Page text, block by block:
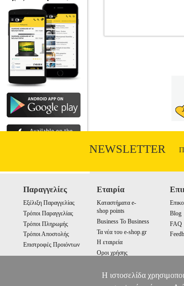
Μεγάλη φωτιζόμενη
Εύρος βραχίονα: 22 -
NEWSLETTER
Παραγγελίες
Εξέλιξη Παραγγελίας
Τρόποι Παραγγελίας
Τρόποι Πληρωμής
Τρόποι Αποστολής
Επιστροφές Προιόντων
Εταιρία
Καταστήματα e-
shop points
Business To Business
Τα νέα του e-shop.gr
Η εταιρεία
Οροι χρήσης
Blog
FAQ
Η ιστοσελίδα